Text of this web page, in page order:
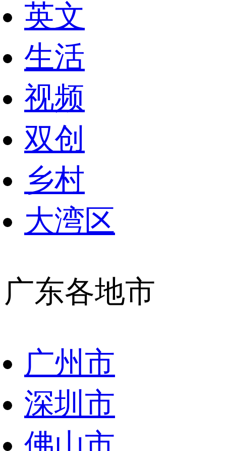
英文
生活
视频
双创
乡村
大湾区
广东各地市
广州市
深圳市